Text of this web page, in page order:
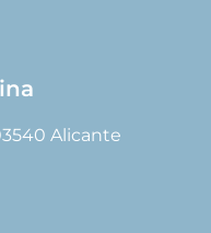
Alicante